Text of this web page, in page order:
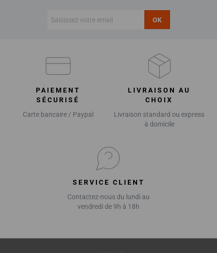
OK
PAIEMENT
SÉCURISÉ
Carte bancaire / Paypal
LIVRAISON AU
CHOIX
Livraison standard ou express
à domicile
SERVICE CLIENT
Contactez-nous du lundi au
vendredi de 9h à 18h